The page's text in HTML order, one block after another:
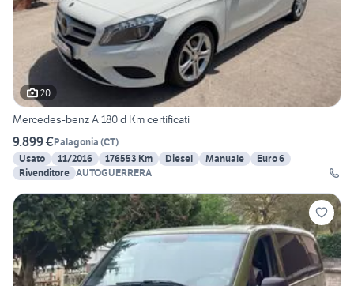
20
Mercedes-benz A 180 d Km certificati
9.899 €Palagonia (CT)
Usato
11/2016 176553 Km Diesel Manuale
Euro 6
Rivenditore AUTOGUERRERA